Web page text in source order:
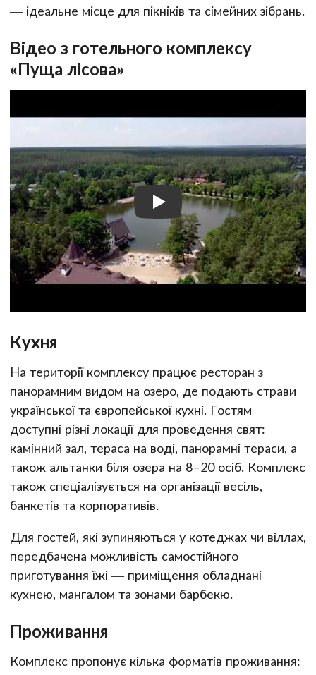
— ідеальне місце для пікніків та сімейних зібрань.
Відео з готельного комплексу
«Пуща лісова»
Кухня
На території комплексу працює ресторан з
панорамним видом на озеро, де подають страви
української та європейської кухні. Гостям
доступні різні локації для проведення свят:
камінний зал, тераса на воді, панорамні тераси, а
також альтанки біля озера на 8–20 осіб. Комплекс
також спеціалізується на організації весіль,
банкетів та корпоративів.
Для гостей, які зупиняються у котеджах чи віллах,
передбачена можливість самостійного
приготування їжі — приміщення обладнані
кухнею, мангалом та зонами барбекю.
Проживання
Комплекс пропонує кілька форматів проживання: